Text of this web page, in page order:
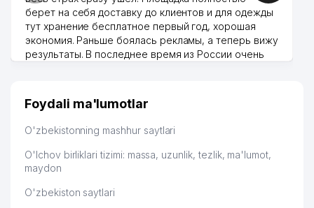
берет на себя доставку до клиентов и для одежды
тут хранение бесплатное первый год, хорошая
экономия. Раньше боялась рекламы, а теперь вижу
результаты. В последнее время из России очень
дальше развиваюсь потихоньку😊
Hamida 03.08.2026 12:45:39
Foydali ma'lumotlar
O'zbekistonning mashhur saytlari
O'lchov birliklari tizimi: massa, uzunlik, tezlik, ma'lumot,
maydon
O'zbekiston saytlari